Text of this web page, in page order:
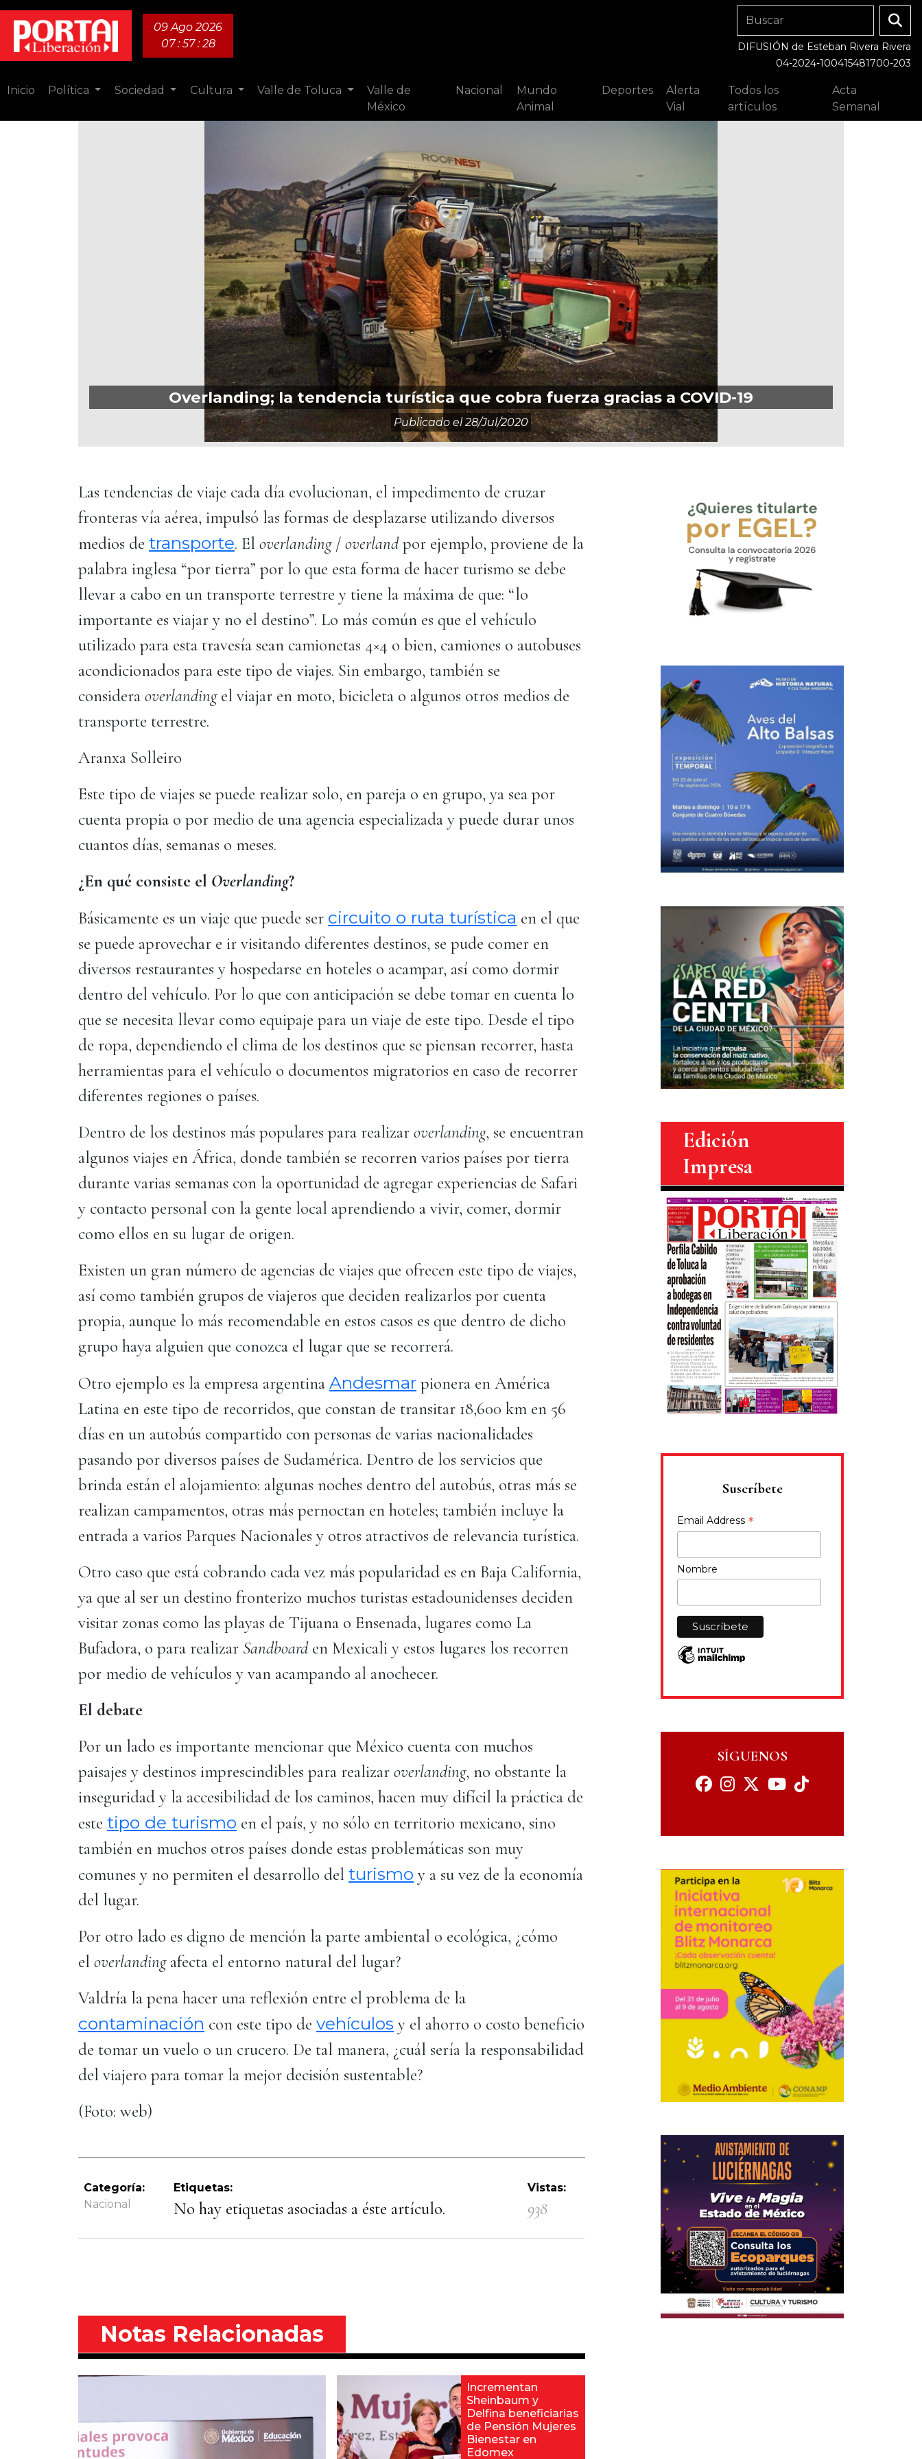
09 Ago 2026
07 : 57 : 29
DIFUSIÓN de Esteban Rivera Rivera
04-2024-100415481700-203
Inicio Política Sociedad Cultura Valle de Toluca
Valle de
México
Nacional
Mundo
Animal
Deportes
Alerta
Vial
Todos los
artículos
Acta
Semanal
Overlanding; la tendencia turística que cobra fuerza gracias a COVID-19
Publicado el28/jul/2020
Las tendencias de viaje cada día evolucionan, el impedimento de cruzar
fronteras vía aérea, impulsó las formas de desplazarse utilizando diversos
medios de transporte. El overlanding/ overlandpor ejemplo, proviene de la
palabra inglesa “por tierra” por lo que esta forma de hacer turismo se debe
llevar a cabo en un transporte terrestre y tiene la máxima de que: “lo
importante es viajar y no el destino”. Lo más común es que el vehículo
utilizado para esta travesía sean camionetas 4×4 o bien, camiones o autobuses
acondicionados para este tipo de viajes. Sin embargo, también se
considera overlanding el viajar en moto, bicicleta o algunos otros medios de
transporte terrestre.
Aranxa Solleiro
Este tipo de viajes se puede realizar solo, en pareja o en grupo, ya sea por
cuenta propia o por medio de una agencia especializada y puede durar unos
cuantos días, semanas o meses.
¿En qué consiste el Overlanding?
Básicamente es un viaje que puede ser circuito o ruta turística en el que
se puede aprovechar e ir visitando diferentes destinos, se pude comer en
diversos restaurantes y hospedarse en hoteles o acampar, así como dormir
dentro del vehículo. Por lo que con anticipación se debe tomar en cuenta lo
que se necesita llevar como equipaje para un viaje de este tipo. Desde el tipo
de ropa, dependiendo el clima de los destinos que se piensan recorrer, hasta
herramientas para el vehículo o documentos migratorios en caso de recorrer
diferentes regiones o países.
Dentro de los destinos más populares para realizar overlanding, se encuentran
algunos viajes en África, donde también se recorren varios países por tierra
durante varias semanas con la oportunidad de agregar experiencias de Safari
y contacto personal con la gente local aprendiendo a vivir, comer, dormir
como ellos en su lugar de origen.
Existen un gran número de agencias de viajes que ofrecen este tipo de viajes,
así como también grupos de viajeros que deciden realizarlos por cuenta
propia, aunque lo más recomendable en estos casos es que dentro de dicho
grupo haya alguien que conozca el lugar que se recorrerá.
Otro ejemplo es la empresa argentina Andesmarpionera en América
Latina en este tipo de recorridos, que constan de transitar 18,600 km en 56
días en un autobús compartido con personas de varias nacionalidades
pasando por diversos países de Sudamérica. Dentro de los servicios que
brinda están el alojamiento: algunas noches dentro del autobús, otras más se
realizan campamentos, otras más pernoctan en hoteles; también incluye la
entrada a varios Parques Nacionales y otros atractivos de relevancia turística.
Otro caso que está cobrando cada vez más popularidad es en Baja California,
ya que al ser un destino fronterizo muchos turistas estadounidenses deciden
visitar zonas como las playas de Tijuana o Ensenada, lugares como La
Bufadora, o para realizar Sandboarden Mexicali y estos lugares los recorren
por medio de vehículos y van acampando al anochecer.
El debate
Por un lado es importante mencionar que México cuenta con muchos
paisajes y destinos imprescindibles para realizar overlanding, no obstante la
inseguridad y la accesibilidad de los caminos, hacen muy difícil la práctica de
este tipo de turismo en el país, y no sólo en territorio mexicano, sino
también en muchos otros países donde estas problemáticas son muy
comunes y no permiten el desarrollo del turismo y a su vez de la economía
del lugar.
Por otro lado es digno de mención la parte ambiental o ecológica, ¿cómo
el overlandingafecta el entorno natural del lugar?
Valdría la pena hacer una reflexión entre el problema de la
contaminación con este tipo de vehículos y el ahorro o costo beneficio
de tomar un vuelo o un crucero. De tal manera, ¿cuál sería la responsabilidad
del viajero para tomar la mejor decisión sustentable?
(Foto: web)
Categoría:
Nacional
Etiquetas:
No hay etiquetas asociadas a éste artículo.
Vistas:
938
Notas Relacionadas
Incrementan
Sheinbaum y
Delfina beneficiarias
de Pensión Mujeres
Bienestar en
Edomex
Edición
Impresa
Suscríbete
Email Address *
Nombre
SÍGUENOS